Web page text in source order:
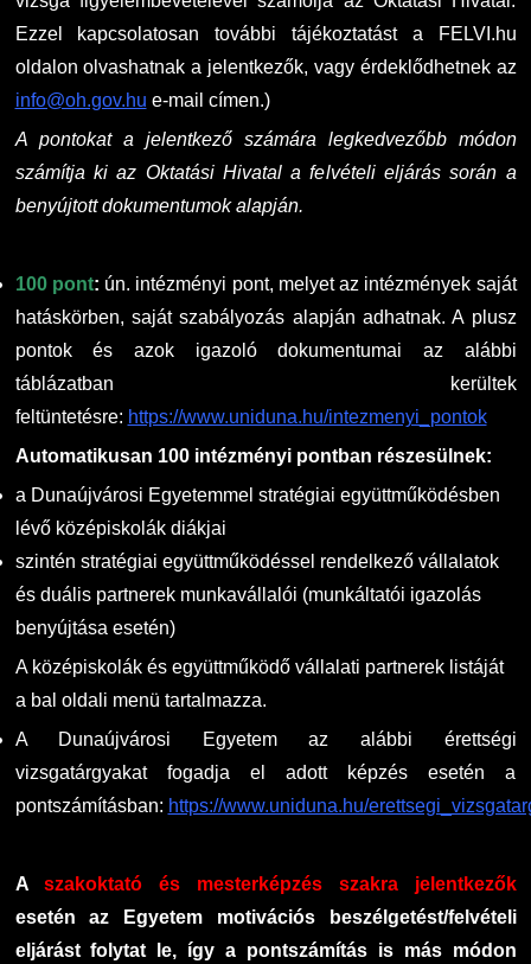
GY.I.K.
DUE Hallgatói laptop használati segédlet
Kerpely Antal Szakkollégium KASZK
Online Studium
Képzési Életpályamodell
Atomerőművi Képzési Bázis
Ezzel kapcsolatosan további tájékoztatást a FELVI.hu
oldalon olvashatnak a jelentkezők, vagy érdeklődhetnek az
info@oh.gov.hu e-mail címen.)
A pontokat a jelentkező számára legkedvezőbb módon
számítja ki az Oktatási Hivatal a felvételi eljárás során a
benyújtott dokumentumok alapján.
100 pont: ún. intézményi pont, melyet az intézmények saját
hatáskörben, saját szabályozás alapján adhatnak. A plusz
pontok és azok igazoló dokumentumai az alábbi
táblázatban kerültek
feltüntetésre: https://www.uniduna.hu/intezmenyi_pontok
Automatikusan 100 intézményi pontban részesülnek:
a Dunaújvárosi Egyetemmel stratégiai együttműködésben
lévő középiskolák diákjai
szintén stratégiai együttműködéssel rendelkező vállalatok
és duális partnerek munkavállalói (munkáltatói igazolás
benyújtása esetén)
A középiskolák és együttműködő vállalati partnerek listáját
a bal oldali menü tartalmazza.
A Dunaújvárosi Egyetem az alábbi érettségi
vizsgatárgyakat fogadja el adott képzés esetén a
pontszámításban: https://www.uniduna.hu/
Aszakoktató és mesterképzés szakra jelentkezők
esetén az Egyetem motivációs beszélgetést/felvételi
eljárást folytat le, így a pontszámítás is más módon